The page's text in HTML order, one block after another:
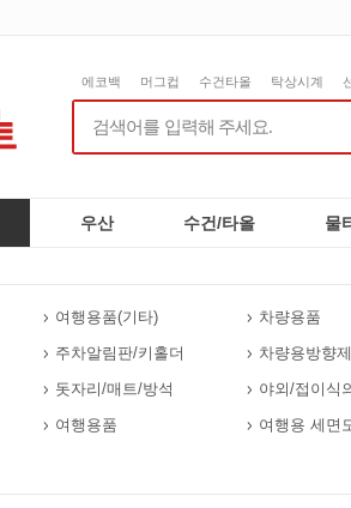
에코백 머그컵 수건타올 탁상시계
우산 수건/타올 물
여행용품(기타)
차량용품
주차알림판/키홀더
차량용방향
돗자리/매트/방석
야외/접이식
여행용품
여행용 세면